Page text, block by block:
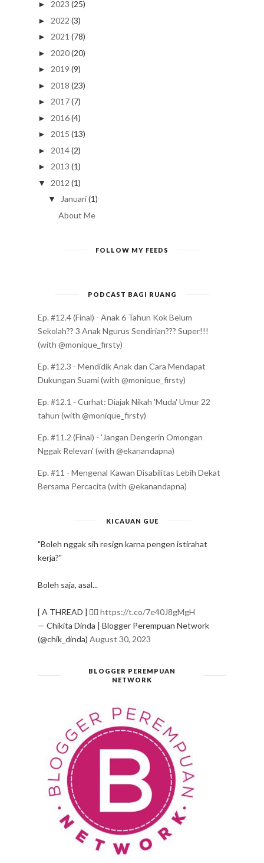
► 2023 (25)
► 2022 (3)
► 2021 (78)
► 2020(20)
► 2019 (9)
► 2018 (23)
► 2017(7)
► 2016(4)
► 2015 (13)
► 2014(2)
► 2013 (1)
▼ 2012 (1)
▼ Januari(1)
About Me
FOLLOW MY FEEDS
PODCAST BAGI RUANG
Ep. #12.4 (Final) - Anak 6 Tahun Kok Belum
Sekolah?? 3 Anak Ngurus Sendirian??? Super!!!
(with @monique_firsty)
Ep. #12.3 - Mendidik Anak dan Cara Mendapat
Dukungan Suami (with @monique_firsty)
Ep. #12.1 - Curhat: Diajak Nikah 'Muda' Umur 22
tahun (with @monique_firsty)
Ep. #11.2 (Final) - 'Jangan Dengerin Omongan
Nggak Relevan' (with @ekanandapna)
Ep. #11 - Mengenal Kawan Disabilitas Lebih Dekat
Bersama Percacita (with @ekanandapna)
KICAUAN GUE
"Boleh nggak sih resign karna pengen istirahat
kerja?"
Boleh saja, asal...
[ A THREAD ] ✍🏻 https://t.co/7e40J8gMgH
— Chikita Dinda | Blogger Perempuan Network
(@chik_dinda) August 30, 2023
BLOGGER PEREMPUAN
NETWORK